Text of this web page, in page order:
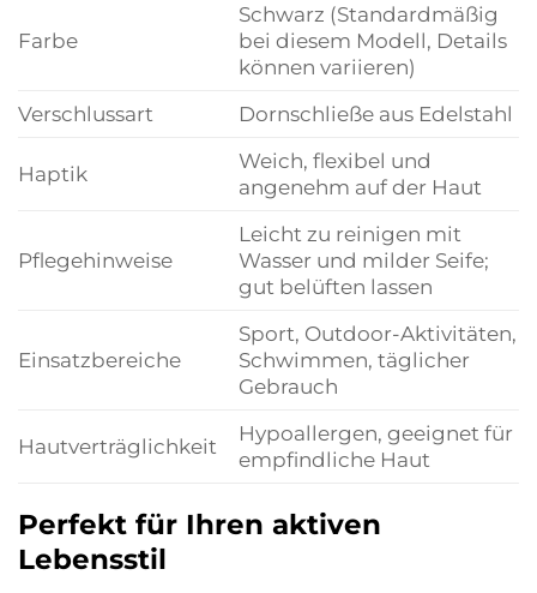
Farbe
Schwarz (Standardmäßig
bei diesem Modell, Details
können variieren)
Verschlussart
Dornschließe aus Edelstahl
Haptik
Weich, flexibel und
angenehm auf der Haut
Pflegehinweise
Leicht zu reinigen mit
Wasser und milder Seife;
gut belüften lassen
Einsatzbereiche
Sport, Outdoor-Aktivitäten,
Schwimmen, täglicher
Gebrauch
Hautverträglichkeit
Hypoallergen, geeignet für
empfindliche Haut
Perfekt für Ihren aktiven
Lebensstil